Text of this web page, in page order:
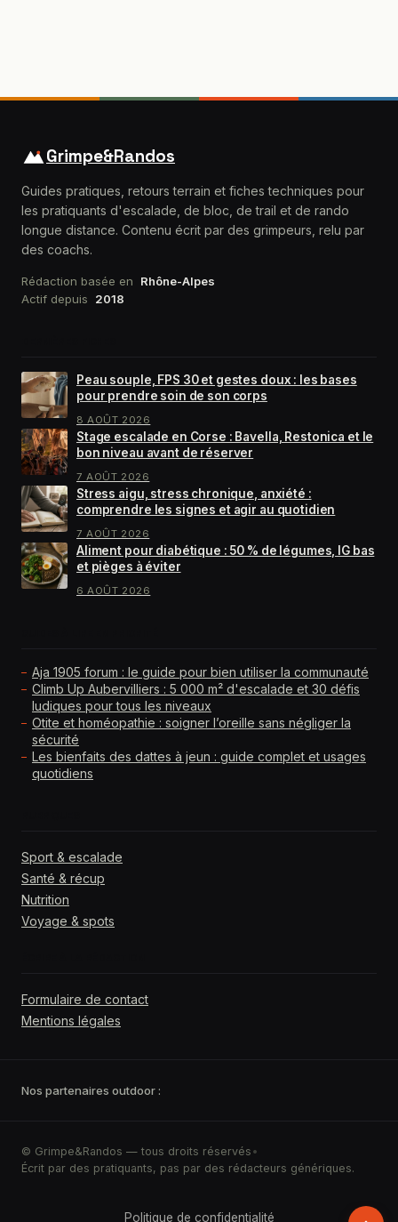
Grimpe&Randos
Guides pratiques, retours terrain et fiches techniques pour
les pratiquants d'escalade, de bloc, de trail et de rando
longue distance. Contenu écrit par des grimpeurs, relu par
des coachs.
Rédaction basée en
Rhône-Alpes
Actif depuis
2018
Peau souple, FPS 30 et gestes doux : les bases
pour prendre soin de son corps
8 AOÛT 2026
Stage escalade en Corse : Bavella, Restonica et le
bon niveau avant de réserver
7 AOÛT 2026
Stress aigu, stress chronique, anxiété :
comprendre les signes et agir au quotidien
7 AOÛT 2026
Aliment pour diabétique : 50 % de légumes, IG bas
et pièges à éviter
6 AOÛT 2026
Aja 1905 forum : le guide pour bien utiliser la communauté
Climb Up Aubervilliers : 5 000 m² d'escalade et 30 défis
ludiques pour tous les niveaux
Otite et homéopathie : soigner l’oreille sans négliger la
sécurité
Les bienfaits des dattes à jeun : guide complet et usages
quotidiens
Sport & escalade
Santé & récup
Nutrition
Voyage & spots
Formulaire de contact
Mentions légales
Nos partenaires outdoor :
© Grimpe&Randos — tous droits réservés •
Écrit par des pratiquants, pas par des rédacteurs génériques.
Politique de confidentialité